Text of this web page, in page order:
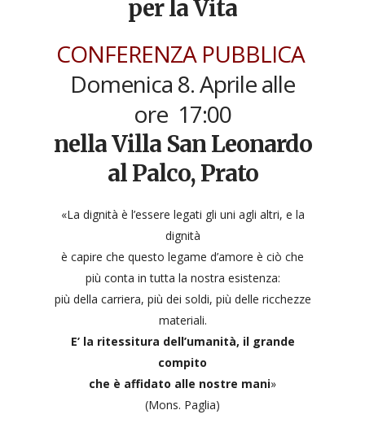
per la Vita
CONFERENZA PUBBLICA
Domenica 8. Aprile alle
ore 17:00
nella Villa San Leonardo
al Palco, Prato
«La dignità è l’essere legati gli uni agli altri, e la
dignità
è capire che questo legame d’amore è ciò che
più conta in tutta la nostra esistenza:
più della carriera, più dei soldi, più delle ricchezze
materiali.
E’ la ritessitura dell’umanità, il grande
compito
che è affidato alle nostre mani»
(Mons. Paglia)